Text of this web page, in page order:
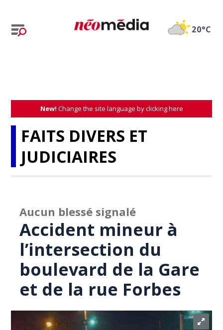
20°C
New! Change the site language by clicking here
FAITS DIVERS ET
JUDICIAIRES
Aucun blessé signalé
Accident mineur à
l’intersection du
boulevard de la Gare
et de la rue Forbes